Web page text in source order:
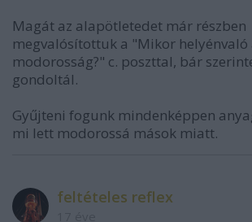
Magát az alapötletedet már részben
megvalósítottuk a "Mikor helyénvaló
modorosság?" c. poszttal, bár
gondoltál.
Gyűjteni fogunk mindenképpen
mi lett modorossá mások miatt.
feltételes reflex